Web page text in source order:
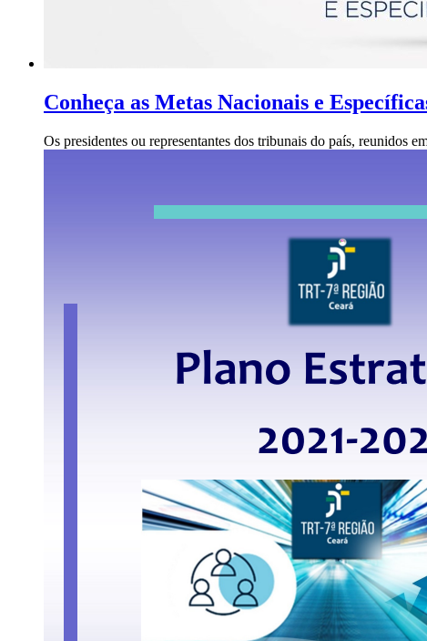
Conheça as Metas Nacionais e
Os presidentes ou representantes dos tribunais do país, reunidos